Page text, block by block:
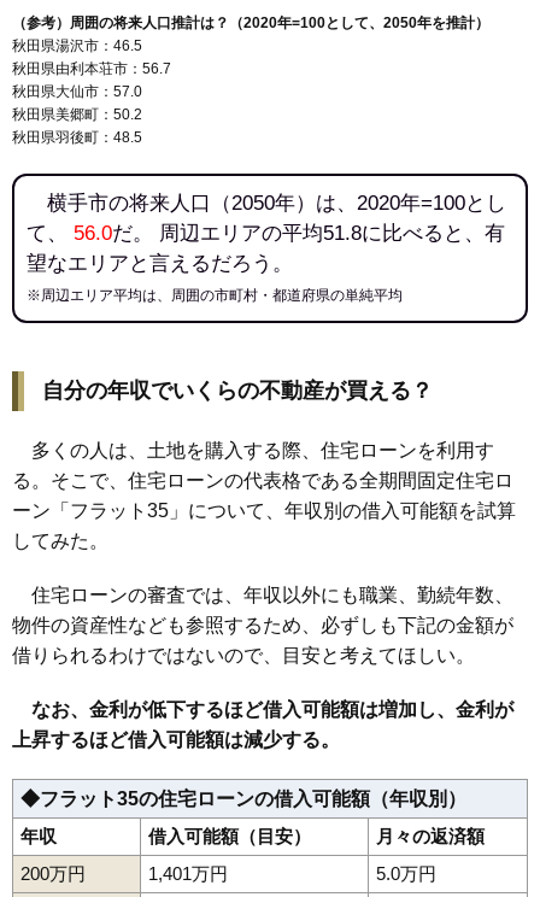
（参考）周囲の将来人口推計は？（2020年=100として、2050年を推計）
秋田県湯沢市：46.5
秋田県由利本荘市：56.7
秋田県大仙市：57.0
秋田県美郷町：50.2
秋田県羽後町：48.5
横手市の将来人口（2050年）は、2020年=100とし
て、 56.0だ。 周辺エリアの平均51.8に比べると、有
望なエリアと言えるだろう。
※周辺エリア平均は、周囲の市町村・都道府県の単純平均
自分の年収でいくらの不動産が買える？
多くの人は、土地を購入する際、住宅ローンを利用す
る。そこで、住宅ローンの代表格である全期間固定住宅ロ
ーン「フラット35」について、年収別の借入可能額を試算
してみた。
住宅ローンの審査では、年収以外にも職業、勤続年数、
物件の資産性なども参照するため、必ずしも下記の金額が
借りられるわけではないので、目安と考えてほしい。
なお、金利が低下するほど借入可能額は増加し、金利が
上昇するほど借入可能額は減少する。
◆フラット35の住宅ローンの借入可能額（年収別）
年収
借入可能額（目安）
月々の返済額
200万円
1,401万円
5.0万円